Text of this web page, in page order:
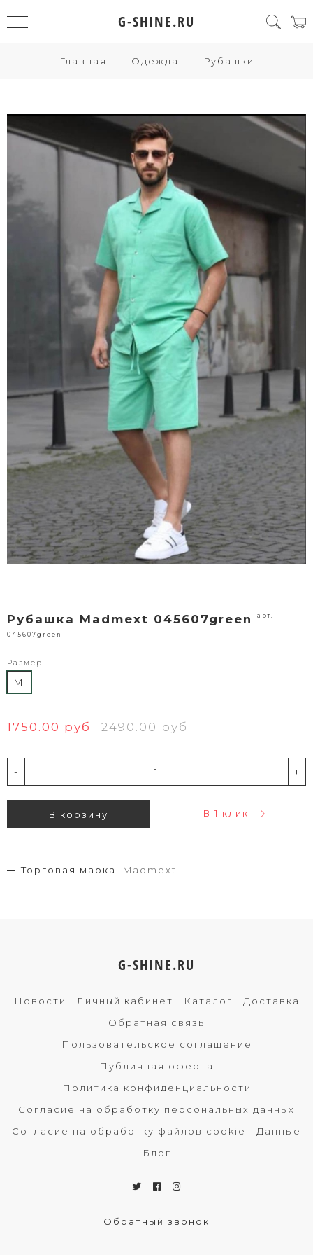
G-SHINE.RU
Главная Одежда Рубашки
Рубашка Madmext 045607green арт.
045607green
Размер
M
1750.00 руб 2490.00 руб
- +
В корзину В 1 клик
Торговая марка: Madmext
G-SHINE.RU
Новости Личный кабинет Каталог
Доставка
Обратная связь
Пользовательское соглашение
Публичная оферта
Политика конфиденциальности
Согласие на обработку персональных данных
Согласие на обработку файлов cookie
Данные
Блог
Обратный звонок